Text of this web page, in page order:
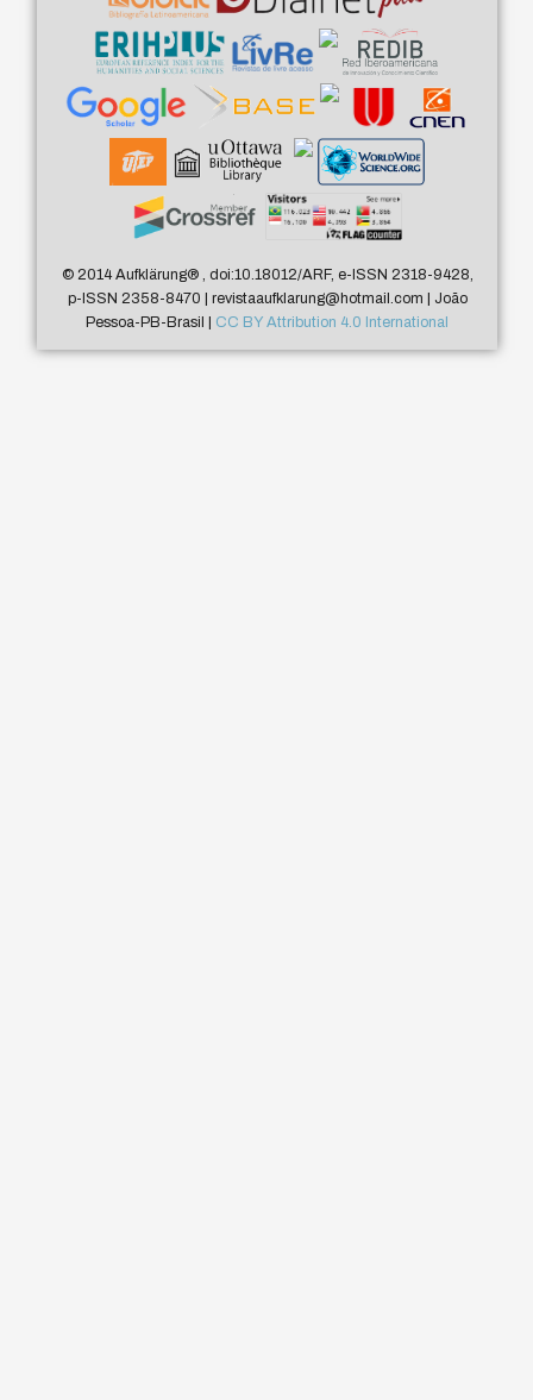
© 2014 Aufklärung®, doi:10.18012/ARF, e-ISSN 2318-9428,
p-ISSN 2358-8470 | revistaaufklarung@hotmail.com | João
Pessoa-PB-Brasil | CC BY Attribution 4.0 International